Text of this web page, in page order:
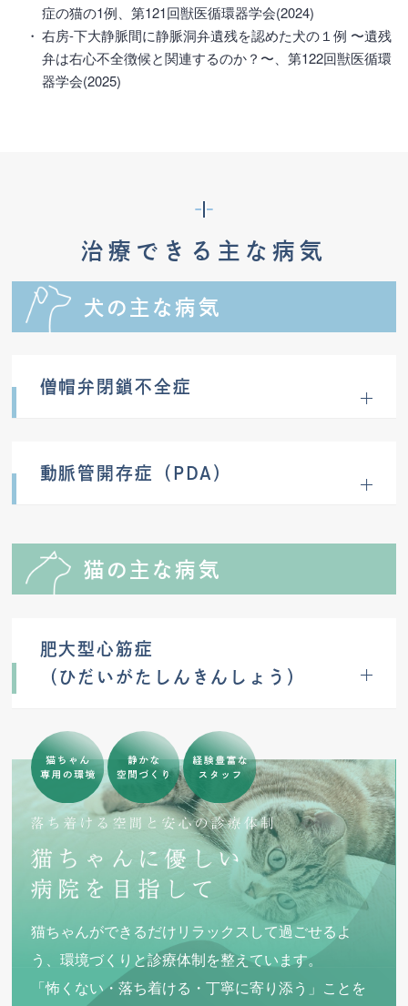
症の猫の1例、第121回獣医循環器学会(2024)
右房-下大静脈間に静脈洞弁遺残を認めた犬の１例 〜遺残
弁は右心不全徴候と関連するのか？〜、第122回獣医循環
器学会(2025)
治療できる主な病気
犬の主な病気
僧帽弁閉鎖不全症
動脈管開存症（PDA）
猫の主な病気
肥大型心筋症
（ひだいがたしんきんしょう）
猫ちゃんができるだけリラックスして過ごせるよ
う、環境づくりと診療体制を整えています。
「怖くない・落ち着ける・丁寧に寄り添う」ことを